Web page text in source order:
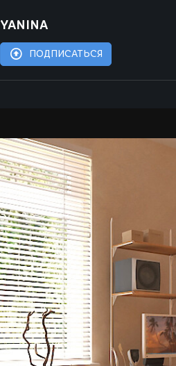
YANINA
ПОДПИСАТЬСЯ